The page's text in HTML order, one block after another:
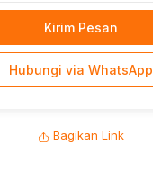
Kirim Pesan
Hubungi via WhatsApp
Bagikan Link